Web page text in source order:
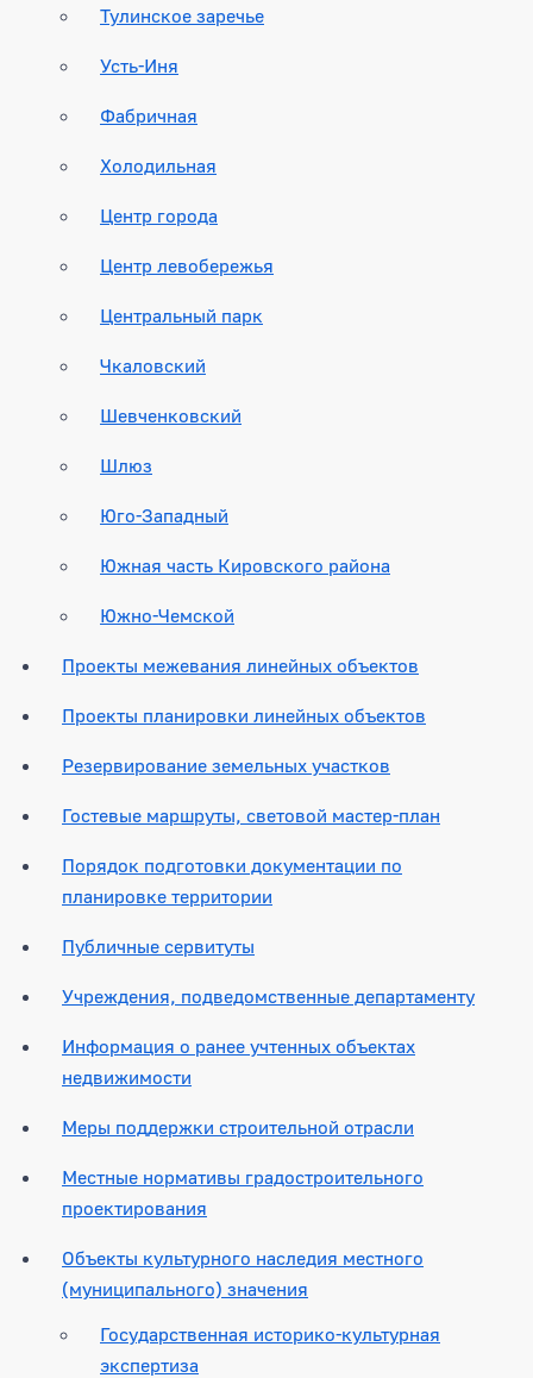
Тулинское заречье
Усть-Иня
Фабричная
Холодильная
Центр города
Центр левобережья
Центральный парк
Чкаловский
Шевченковский
Шлюз
Юго-Западный
Южная часть Кировского района
Южно-Чемской
Проекты межевания линейных объектов
Проекты планировки линейных объектов
Резервирование земельных участков
Гостевые маршруты, световой мастер-план
Порядок подготовки документации по
планировке территории
Публичные сервитуты
Учреждения, подведомственные департаменту
Информация о ранее учтенных объектах
недвижимости
Меры поддержки строительной отрасли
Местные нормативы градостроительного
проектирования
Объекты культурного наследия местного
(муниципального) значения
Государственная историко-культурная
экспертиза